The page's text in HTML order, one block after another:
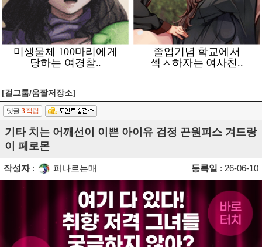
[걸그룹/움짤저장소]
댓글:3적립
기타 치는 어깨선이 이쁜 아이유 검정 끈원피스 겨드랑
이 페로몬
작성자: 퍼나르는매 등록일 : 26-06-10